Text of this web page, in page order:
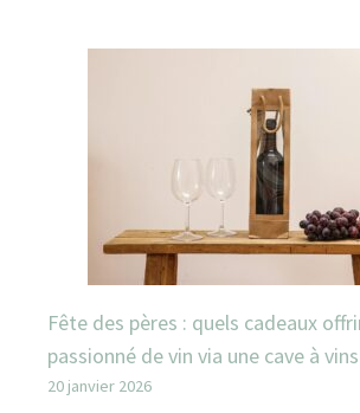
Fête des pères : quels cadeaux
passionné de vin via une cave à vins
20 janvier 2026